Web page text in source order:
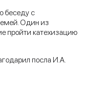
беседу с
Один из
пройти катехизацию
посла И.А.